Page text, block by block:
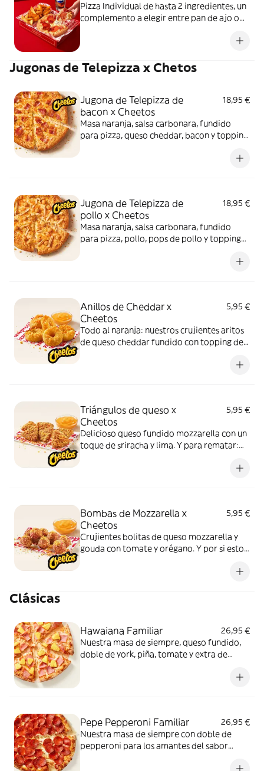
Pizza Individual de hasta 2 ingredientes, un
complemento a elegir entre pan de ajo o
Jugonas de Telepizza x Chetos
Jugona de Telepizza de
bacon x Cheetos
18,95 €
Masa naranja, salsa carbonara, fundido
para pizza, queso cheddar, bacon y topping
Jugona de Telepizza de
pollo x Cheetos
18,95 €
Masa naranja, salsa carbonara, fundido
para pizza, pollo, pops de pollo y topping
Anillos de Cheddar x
Cheetos
5,95 €
Todo al naranja: nuestros crujientes aritos
de queso cheddar fundido con topping de
Triángulos de queso x
Cheetos
5,95 €
Delicioso queso fundido mozzarella con un
toque de sriracha y lima. Y para rematar:
acompañados de nuestra salsa Quesabrosa.
Bombas de Mozzarella x
Cheetos
5,95 €
Crujientes bolitas de queso mozzarella y
gouda con tomate y orégano. Y por si esto
de Cheetos acompañado de nuestra salsa
Clásicas
Hawaiana Familiar
26,95 €
Nuestra masa de siempre, queso fundido,
doble de york, piña, tomate y extra de
Pepe Pepperoni Familiar
26,95 €
Nuestra masa de siempre con doble de
pepperoni para los amantes del sabor